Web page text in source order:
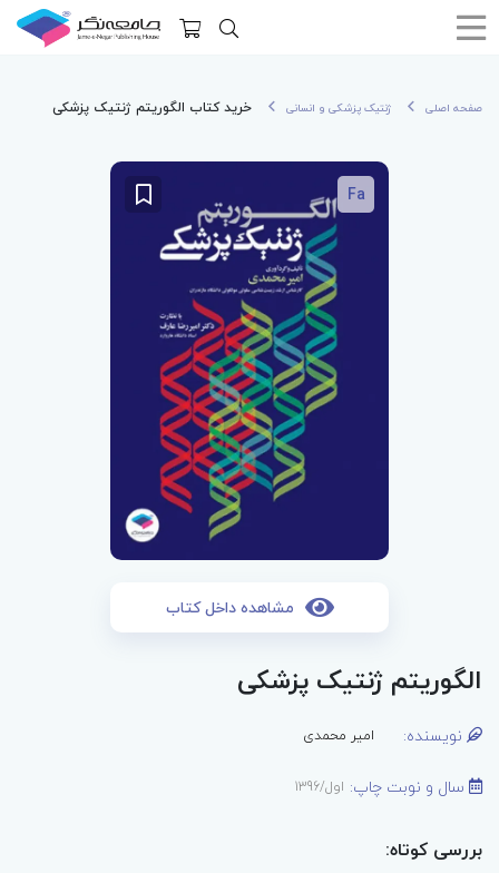
صفحه اصلی ژنتیک پزشکی و انسانی خرید کتاب الگوریتم ژنتیک پزشکی
Fa
مشاهده داخل کتاب
الگوریتم ژنتیک پزشکی
نویسنده: امیر محمدی
سال و نوبت چاپ: اول/1396
بررسی کوتاه: